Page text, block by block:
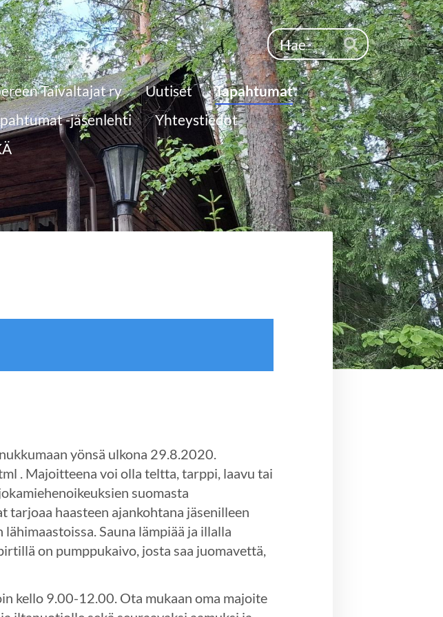
Haku
Hae
Taivaltajat ry Uutiset
Tapahtumat
-jäsenlehti
Yhteystiedot
yönsä ulkona 29.8.2020.
. Majoitteena voi olla teltta, tarppi, laavu tai
suomasta
tarjoaa haasteen ajankohtana jäsenilleen
Sauna lämpiää ja illalla
on pumppukaivo, josta saa juomavettä,
kello 9.00-12.00. Ota mukaan oma majoite